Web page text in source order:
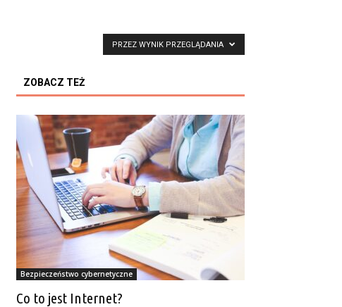
PRZEZ WYNIK PRZEGLĄDANIA
ZOBACZ TEŻ
Bezpieczeństwo cybernetyczne
Co to jest Internet?